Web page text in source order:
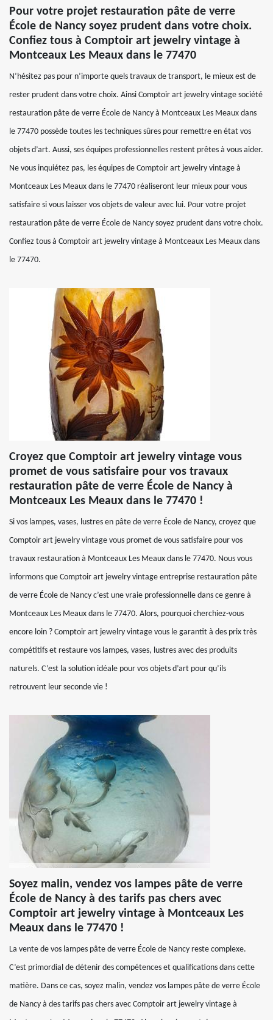
Pour votre projet restauration pâte de verre
École de Nancy soyez prudent dans votre choix.
Confiez tous à Comptoir art jewelry vintage à
Montceaux Les Meaux dans le 77470
N’hésitez pas pour n’importe quels travaux de transport, le mieux est de
rester prudent dans votre choix. Ainsi Comptoir art jewelry vintage société
restauration pâte de verre École de Nancy à Montceaux Les Meaux dans
le 77470 possède toutes les techniques sûres pour remettre en état vos
objets d’art. Aussi, ses équipes professionnelles restent prêtes à vous aider.
Ne vous inquiétez pas, les équipes de Comptoir art jewelry vintage à
Montceaux Les Meaux dans le 77470 réaliseront leur mieux pour vous
satisfaire si vous laisser vos objets de valeur avec lui. Pour votre projet
restauration pâte de verre École de Nancy soyez prudent dans votre choix.
Confiez tous à Comptoir art jewelry vintage à Montceaux Les Meaux dans
le 77470.
Croyez que Comptoir art jewelry vintage vous
promet de vous satisfaire pour vos travaux
restauration pâte de verre École de Nancy à
Montceaux Les Meaux dans le 77470 !
Si vos lampes, vases, lustres en pâte de verre École de Nancy, croyez que
Comptoir art jewelry vintage vous promet de vous satisfaire pour vos
travaux restauration à Montceaux Les Meaux dans le 77470. Nous vous
informons que Comptoir art jewelry vintage entreprise restauration pâte
de verre École de Nancy c’est une vraie professionnelle dans ce genre à
Montceaux Les Meaux dans le 77470. Alors, pourquoi cherchiez-vous
encore loin ? Comptoir art jewelry vintage vous le garantit à des prix très
compétitifs et restaure vos lampes, vases, lustres avec des produits
naturels. C’est la solution idéale pour vos objets d’art pour qu’ils
retrouvent leur seconde vie !
Soyez malin, vendez vos lampes pâte de verre
École de Nancy à des tarifs pas chers avec
Comptoir art jewelry vintage à Montceaux Les
Meaux dans le 77470 !
La vente de vos lampes pâte de verre École de Nancy reste complexe.
C’est primordial de détenir des compétences et qualifications dans cette
matière. Dans ce cas, soyez malin, vendez vos lampes pâte de verre École
de Nancy à des tarifs pas chers avec Comptoir art jewelry vintage à